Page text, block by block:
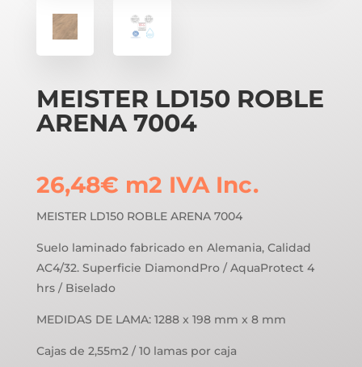
MEISTER LD150 ROBLE
ARENA 7004
26,48€ m2 IVA Inc.
MEISTER LD150 ROBLE ARENA 7004
Suelo laminado fabricado en Alemania, Calidad
AC4/32. Superficie DiamondPro / AquaProtect 4
hrs / Biselado
MEDIDAS DE LAMA: 1288 x 198 mm x 8 mm
Cajas de 2,55m2 / 10 lamas por caja